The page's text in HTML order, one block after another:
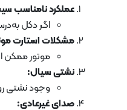
عملکرد نامناسب
اگر دکل
مشکلات استارت
موتور ممکن
نشتی سیال:
وجود نشتی
صدای غیرعادی: